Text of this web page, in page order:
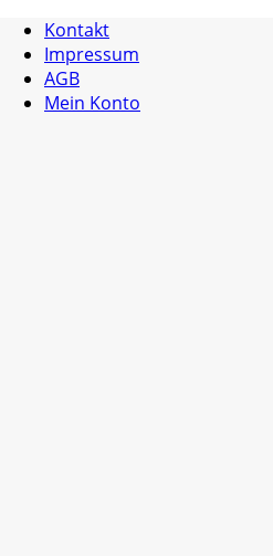
Kontakt
Impressum
AGB
Mein Konto